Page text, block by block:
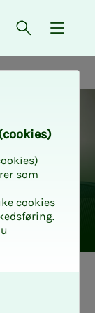
Åpne søk
{
som
cookies